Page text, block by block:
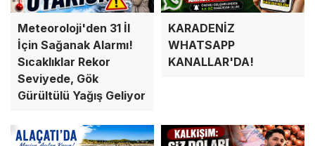
Meteoroloji'den 31 İl
İçin Sağanak Alarmı!
Sıcaklıklar Rekor
Seviyede, Gök
Gürültülü Yağış Geliyor
KARADENİZ
WHATSAPP
KANALLAR'DA!